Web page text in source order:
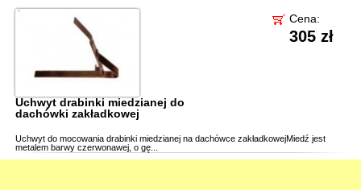
Uchwyt drabinki miedzianej do
dachówki zakładkowej
Uchwyt do mocowania drabinki miedzianej na dachówce zakładkowejMiedź jest
metalem barwy czerwonawej, o gę...
Cena:
305 zł